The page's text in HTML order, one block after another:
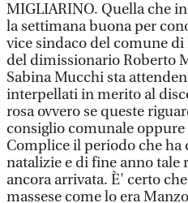
MIGLIARINO. Quella che
la settimana buona per
vice sindaco del comune
del dimissionario Roberto
Sabina Mucchi sta
interpellati in merito al
rosa ovvero se queste
consiglio comunale oppure
Complice il periodo che ha
natalizie e di fine anno tale
ancora arrivata. È' certo
massese come lo era